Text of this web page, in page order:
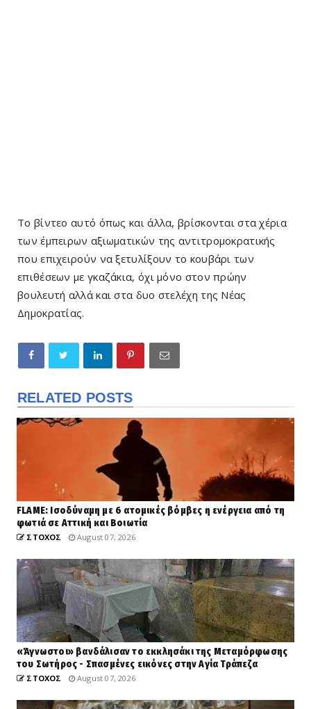
Το βίντεο αυτό όπως και άλλα, βρίσκονται στα χέρια
των έμπειρων αξιωματικών της αντιτρομοκρατικής
που επιχειρούν να ξετυλίξουν το κουβάρι των
επιθέσεων με γκαζάκια, όχι μόνο στον πρώην
βουλευτή αλλά και στα δυο στελέχη της Νέας
Δημοκρατίας.
RELATED POSTS
FLAME: Ισοδύναμη με 6 ατομικές βόμβες η ενέργεια από τη
φωτιά σε Αττική και Βοιωτία
ΣΤΟΧΟΣ August 07, 2026
«Άγνωστοι» βανδάλισαν το εκκλησάκι της Μεταμόρφωσης
του Σωτήρος - Σπασμένες εικόνες στην Αγία Τράπεζα
ΣΤΟΧΟΣ August 07, 2026